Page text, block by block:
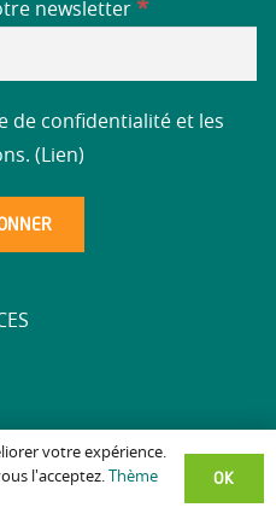
newsletter *
de confidentialité et les
( Lien)
confidentialité–Accessibilité–
votre expérience.
l'acceptez.
Thème
OK